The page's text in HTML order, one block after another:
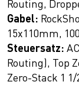
Routing,
Gabel:
15x110mm,
Steuersatz:
Routing), Top
Zero-Stack 1